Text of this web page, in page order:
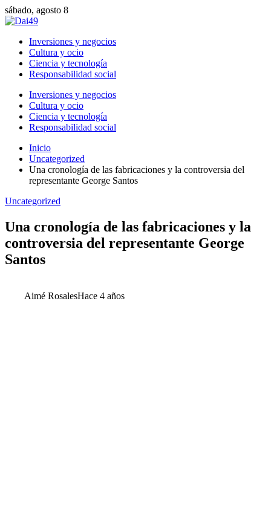
sábado, agosto 8
Inversiones y negocios
Cultura y ocio
Ciencia y tecnología
Responsabilidad social
Inversiones y negocios
Cultura y ocio
Ciencia y tecnología
Responsabilidad social
Inicio
Uncategorized
Una cronología de las fabricaciones y la controversia del
representante George Santos
Uncategorized
Una cronología de las fabricaciones y la
controversia del representante George
Santos
Aimé RosalesHace 4 años